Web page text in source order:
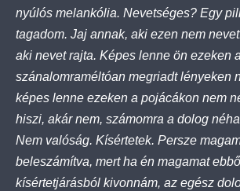
nyúlós melankólia. Nevetséges? Egy
tagadom. Jaj annak, aki ezen nem
aki nevet rajta. Képes lenne ön ezeken a
szánalomraméltóan megriadt lényeken
képes lenne ezeken a pojácákon nem
hiszi, akár nem, számomra a dolog
Nem valóság. Kísértetek. Persze
beleszámítva, mert ha én magamat
kísértetjárásból kivonnám, az egész